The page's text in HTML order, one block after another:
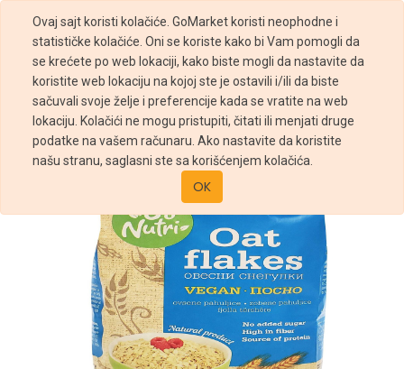
Ovaj sajt koristi kolačiće. GoMarket koristi neophodne i
statističke kolačiće. Oni se koriste kako bi Vam pomogli da
se krećete po web lokaciji, kako biste mogli da nastavite da
koristite web lokaciju na kojoj ste je ostavili i/ili da biste
sačuvali svoje želje i preferencije kada se vratite na web
lokaciju. Kolačići ne mogu pristupiti, čitati ili menjati druge
podatke na vašem računaru. Ako nastavite da koristite
našu stranu, saglasni ste sa korišćenjem kolačića.
OK
Prodavnica OVSENE PAHULJICE 500G VITALIA